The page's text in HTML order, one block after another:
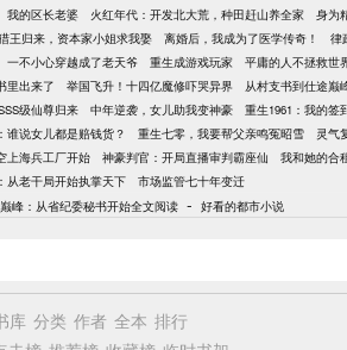
我的区长老婆 火红年代：开发北大荒，种田赶山养全家 身为
王归来，资本家小姐求我娶 离婚后，我成为了医学传奇！ 律
一不小心穿越成了老天爷 重生成游戏玩家 平庸的人不拯救世
里出来了 举国飞升！十四亿魔修吓哭异界 从村支书到仕途巅
级仙尊归来 中年逆袭，女儿助我变神豪 重生1961：我的签
谁说女儿都是赔钱货？ 重生七零，我要帮父亲鸣冤昭雪 灵气
上海兵工厂开始 神豪判官：开局直播审判霸座仙 我和她的合
从老干局开始执掌天下
市场监管七十年变迁
峰：从省纪委秘书开始全文阅读 - 好看的都市小说
库 分类 作者 全本 排行